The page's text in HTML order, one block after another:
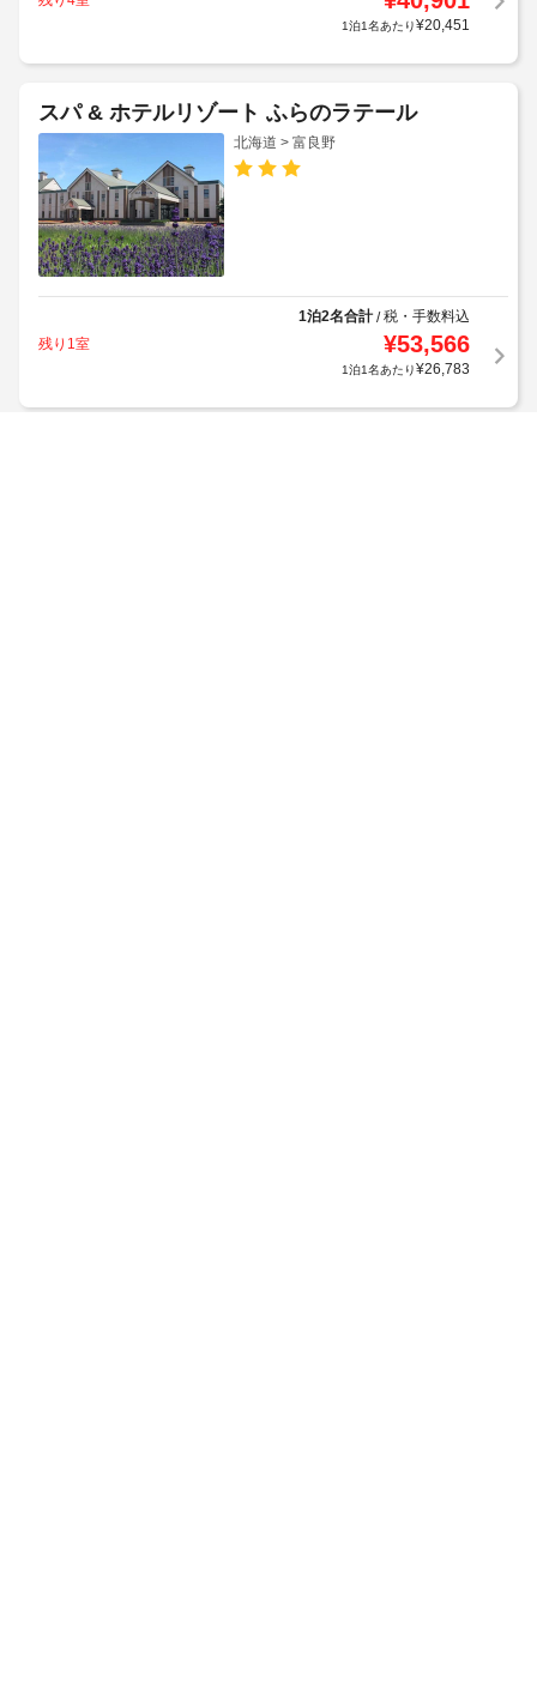
1泊1名あたり¥20,451
スパ & ホテルリゾート ふらのラテール
北海道 > 富良野
1泊2名合計/税・手数料込
残り1室
¥53,566
1泊1名あたり¥26,783